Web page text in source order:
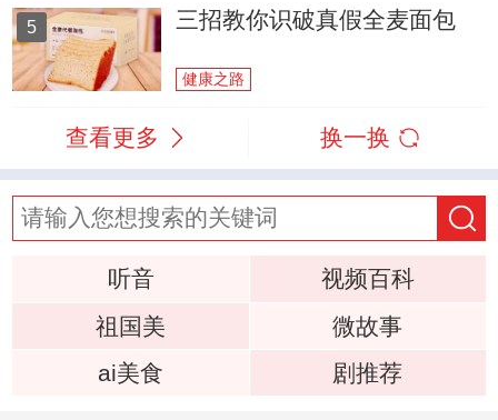
5 三招教你识破真假全麦面包
健康之路
查看更多 换一换
听音
视频百科
祖国美
微故事
ai美食
剧推荐